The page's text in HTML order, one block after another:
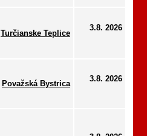
Turčianske Teplice
3.8. 2026
Považská Bystrica
3.8. 2026